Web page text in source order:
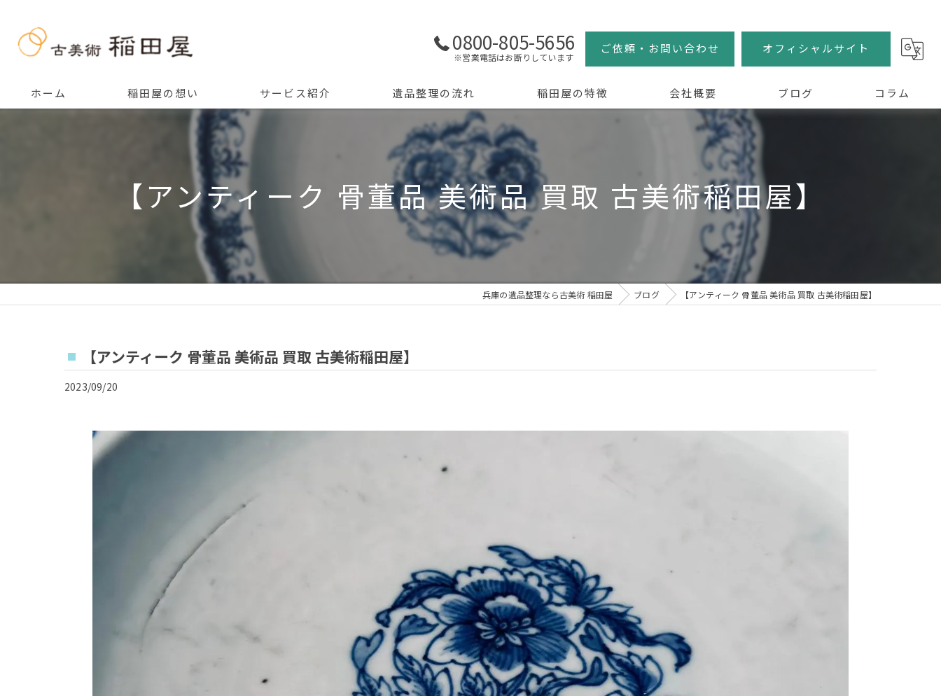
0800-805-5656
※営業電話はお断りしています
ご依頼・お問い合わせ オフィシャルサイト
ホーム 稲田屋の想い サービス紹介 遺品整理の流れ
よくある質問
稲田屋の特徴
買取
生前整理
骨董品
美術品
会社概要 ブログ コラム
【アンティーク 骨董品 美術品 買取 古美術稲田屋】
兵庫の遺品整理なら古美術 稲田屋 ブログ 【アンティーク 骨董品 美術品 買取 古美術稲田屋】
【アンティーク 骨董品 美術品 買取 古美術稲田屋】
2023/09/20